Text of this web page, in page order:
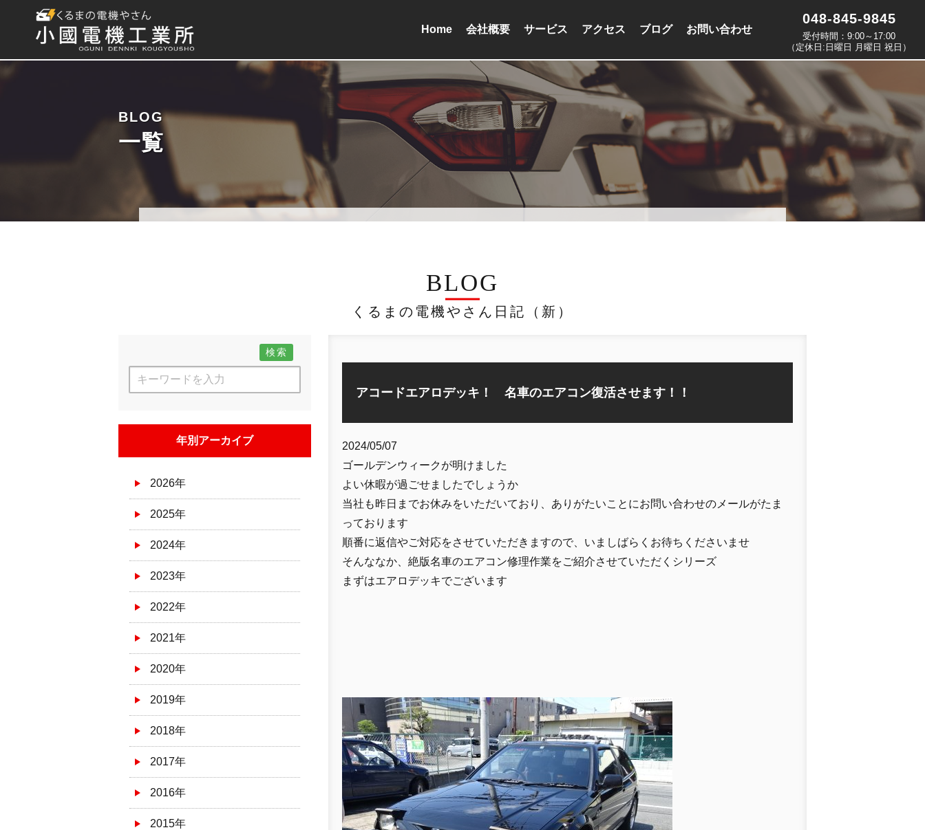
Home 会社概要 サービス アクセス ブログ お問い合わせ
048-845-9845
受付時間：9:00～17:00
（定休日:日曜日 月曜日 祝日）
BLOG
一覧
BLOG
くるまの電機やさん日記（新）
検索
年別アーカイブ
2026年
2025年
2024年
2023年
2022年
2021年
2020年
2019年
2018年
2017年
2016年
2015年
アコードエアロデッキ！ 名車のエアコン復活させます！！
2024/05/07
ゴールデンウィークが明けました
よい休暇が過ごせましたでしょうか
当社も昨日までお休みをいただいており、ありがたいことにお問い合わせのメールがたま
っております
順番に返信やご対応をさせていただきますので、いましばらくお待ちくださいませ
そんななか、絶版名車のエアコン修理作業をご紹介させていただくシリーズ
まずはエアロデッキでございます